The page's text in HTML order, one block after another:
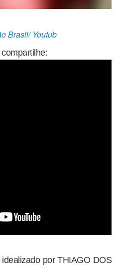
Brasil/ Youtub
por THIAGO DOS